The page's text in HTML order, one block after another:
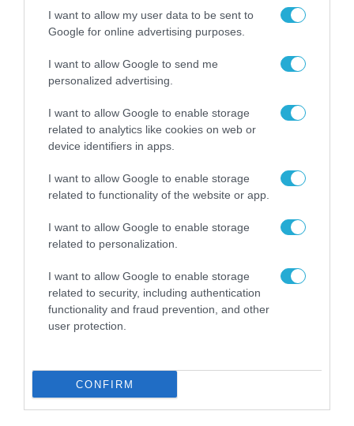
I want to allow my user data to be sent to
Google for online advertising purposes.
I want to allow Google to send me
personalized advertising.
I want to allow Google to enable storage
related to analytics like cookies on web or
device identifiers in apps.
I want to allow Google to enable storage
related to functionality of the website or app.
I want to allow Google to enable storage
related to personalization.
I want to allow Google to enable storage
related to security, including authentication
functionality and fraud prevention, and other
user protection.
CONFIRM
η εφαρμογή BetBlocker
20.07.2026